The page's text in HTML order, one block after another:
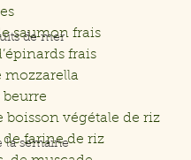
de mer
la semaine
saumon frais
frais
mozzarella
beurre
boisson végétale de riz
de farine de riz